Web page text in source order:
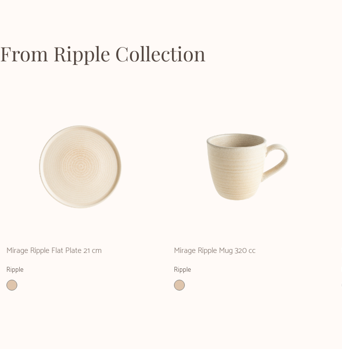
From Ripple Collection
Mirage Ripple Flat Plate 21 cm
Ripple
Mirage Ripple Mug 320 cc
Ripple